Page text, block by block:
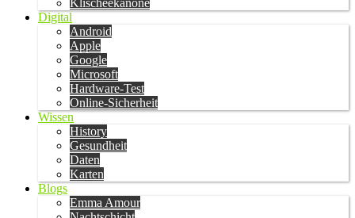
Klischeekanone
Digital
Android
Apple
Google
Microsoft
Hardware-Test
Online-Sicherheit
Wissen
History
Gesundheit
Daten
Karten
Blogs
Emma Amour